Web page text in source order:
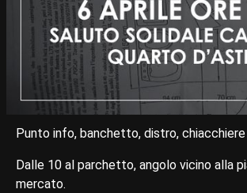
Punto info, banchetto, distro, chiacchiere
Dalle 10 al parchetto, angolo vicino alla
mercato.